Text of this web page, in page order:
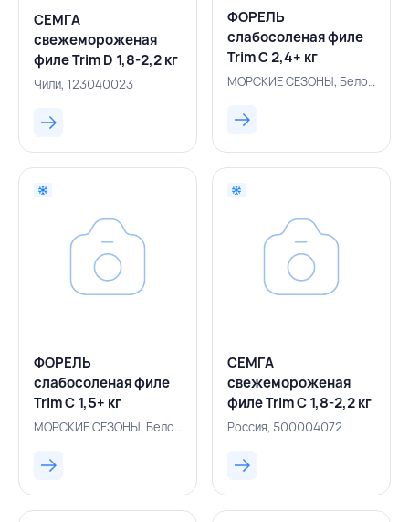
СЕМГА
свежемороженая
филе Trim D 1,8-2,2 кг
вакуумная упаковка,
Чили, 123040023
ФОРЕЛЬ
слабосоленая филе
Trim С 2,4+ кг
вакуумная упаковка,
РОССИЯ
МОРСКИЕ СЕЗОНЫ, Белоруссия, 500005240
ФОРЕЛЬ
слабосоленая филе
Trim С 1,5+ кг
вакуумная упаковка
СЕЗОНЫ, БЕЛАРУСЬ
МОРСКИЕ СЕЗОНЫ, Белоруссия, 500005770
СЕМГА
свежемороженая
филе Trim C 1,8-2,2 кг
вакуумная упаковка,
Россия, 500004072